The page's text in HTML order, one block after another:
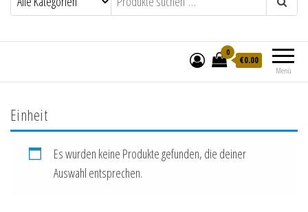
Menü
0
€0.00
Einheit
Es wurden keine Produkte gefunden, die deiner
Auswahl entsprechen.